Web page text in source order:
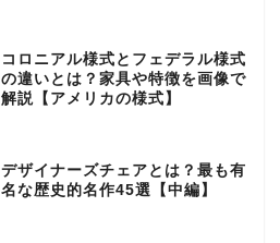
コロニアル様式とフェデラル様式
の違いとは？家具や特徴を画像で
解説【アメリカの様式】
デザイナーズチェアとは？最も有
名な歴史的名作45選【中編】